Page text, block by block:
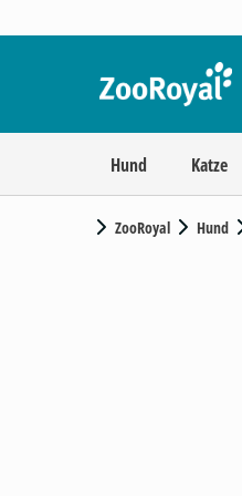
Hund Katze
ZooRoyal Hund